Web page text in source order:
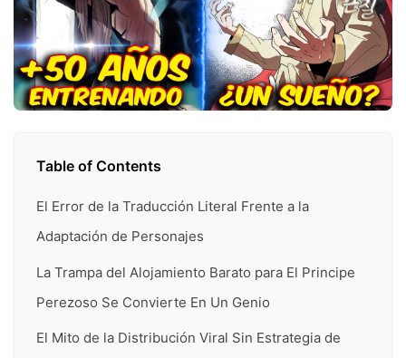
Table of Contents
El Error de la Traducción Literal Frente a la
Adaptación de Personajes
La Trampa del Alojamiento Barato para El Principe
Perezoso Se Convierte En Un Genio
El Mito de la Distribución Viral Sin Estrategia de